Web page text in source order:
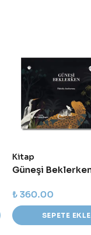
Kitap
₺ 360.00
SEPETE EKLE